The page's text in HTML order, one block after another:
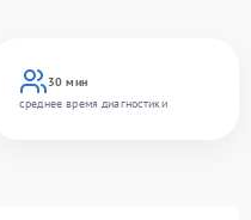
30 мин
среднее время диагностики